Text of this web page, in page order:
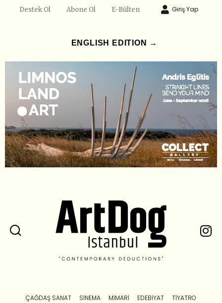
Destek Ol Abone Ol E-Bülten Giriş Yap
ENGLISH EDITION →
ÇAĞDAŞ SANAT SINEMA MIMARI EDEBIYAT
TIYATRO